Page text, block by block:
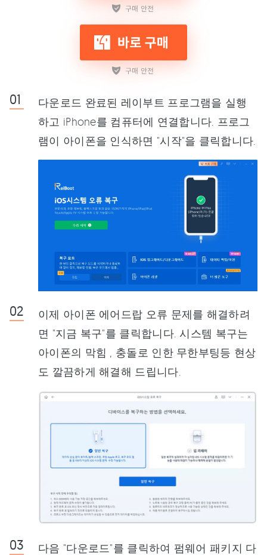
다운로드 완료된 레이부트 프로그램을 실행
하고 iPhone를 컴퓨터에 연결합니다. 프로그
램이 아이폰을 인식하면 "시작"을 클릭합니다.
이제 아이폰 에어드랍 오류 문제를 해결하려
면 "지금 복구"를 클릭합니다. 시스템 복구는
아이폰의 막힘 , 충돌로 인한 무한부팅등 현상
도 깔끔하게 해결해 드립니다.
다음 "다운로드"를 클릭하여 펌웨어 패키지 다